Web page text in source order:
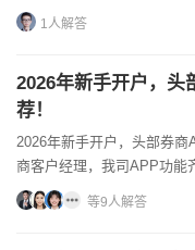
适配自身操作习惯的方案，
1人解答
2026年新手开户，头
荐！
2026年新手开户，头部券
商客户经理，我司APP功能
惠。加我微信发送开户二维
等9人解答